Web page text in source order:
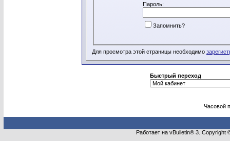
Пароль:
Запомнить?
Для просмотра этой страницы необходимо
Быстрый переход
Часовой
Работает на vBulletin® 3.